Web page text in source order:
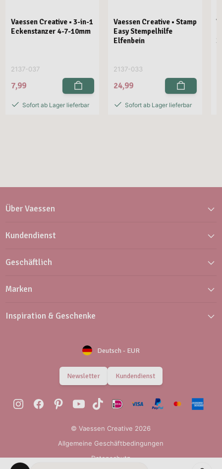
Vaessen Creative • 3-in-1
Eckenstanzer 4-7-10mm
2137-037
7,99
Sofort ab Lager lieferbar
Vaessen Creative • Stamp
Easy Stempelhilfe
Elfenbein
2137-033
24,99
Sofort ab Lager lieferbar
Über Vaessen
Kundendienst
Geschäftlich
Marken
Inspiration & Geschenke
Deutsch - EUR
Newsletter Kundendienst
© Vaessen Creative 2026
Allgemeine Geschäftbedingungen
Datenschutz